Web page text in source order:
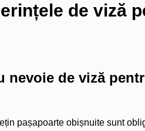
de viză
nevoie de viză
pașapoarte obișnuite sunt